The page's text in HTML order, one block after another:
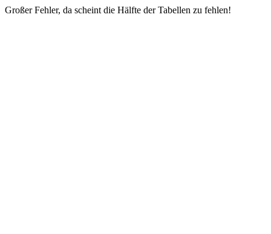
Großer Fehler, da scheint die Hälfte der Tabellen zu fehlen!